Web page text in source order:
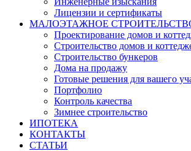
Лицензии и сертификаты
МАЛОЭТАЖНОЕ
Проектирование домов и
Строительство домов и
Строительство бункеров
Дома на продажу
Готовые решения для вашего
Портфолио
Контроль качества
Зимнее строительство
ИПОТЕКА
КОНТАКТЫ
СТАТЬИ